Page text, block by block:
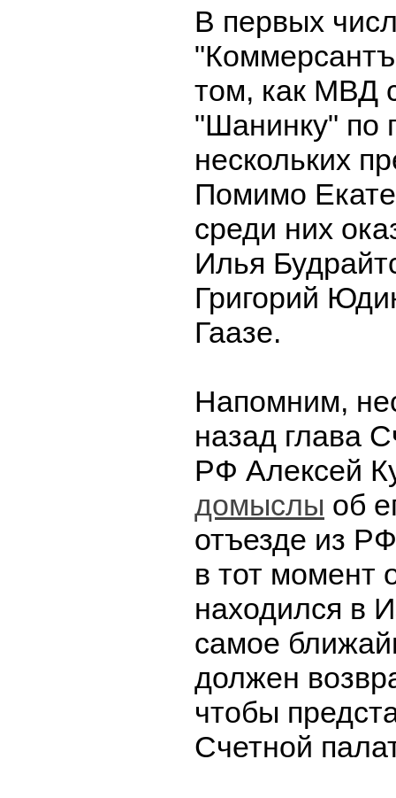
В первых
том, как МВД
"Шанинку" по
нескольких
Помимо
среди них
Илья
Григорий
Гаазе.
Напомним,
назад глава
РФ Алексей
домыслы об
отъезде из
в тот момент
находился в
самое
должен
чтобы
Счетной